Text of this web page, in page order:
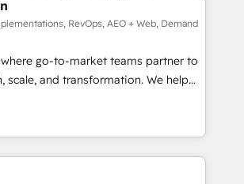
テンプレート設計をContent Hubで一体
・MAからの移行支援：Salesforce・
等からの移行、カスタム設計、履歴
設計まで。 ▸ AEO対応：ChatGPT・
🏆 なぜ100incを選ぶの
Eliteパートナー認定 ✓ HubSpotアワ
リーダー ✓ ISO27001:2022 /
via Point Success Media. -
of Breeze AI and custom agents
- 8 platform
and deep HIPAA-compliance
RevOps, AEO + Web, Demand
go-to-market teams partner to
scale, and transformation. We help
HubSpot’s AI-powered
and operationalize HubSpot’s
framework through expert-led
agents, and purpose-built apps,